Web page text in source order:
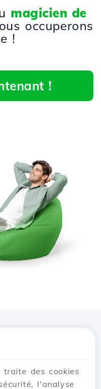
magicien de
occuperons
!
!
des cookies
l'analyse